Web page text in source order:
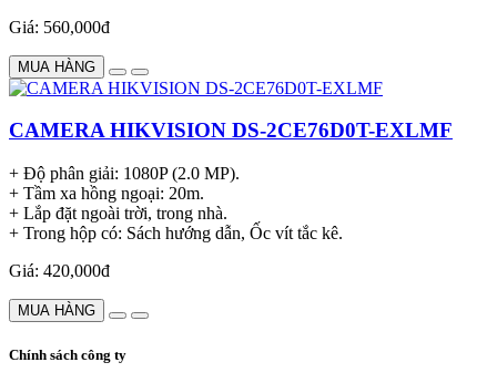
Giá: 560,000đ
MUA HÀNG
CAMERA HIKVISION DS-2CE76D0T-EXLMF
+ Độ phân giải: 1080P (2.0 MP).
+ Tầm xa hồng ngoại: 20m.
+ Lắp đặt ngoài trời, trong nhà.
+ Trong hộp có: Sách hướng dẫn, Ốc vít tắc kê.
Giá: 420,000đ
MUA HÀNG
Chính sách công ty